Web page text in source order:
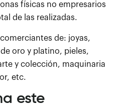
físicas no empresarios
de las realizadas.
de: joyas,
oro y platino, pieles,
y colección, maquinaria
etc.
este